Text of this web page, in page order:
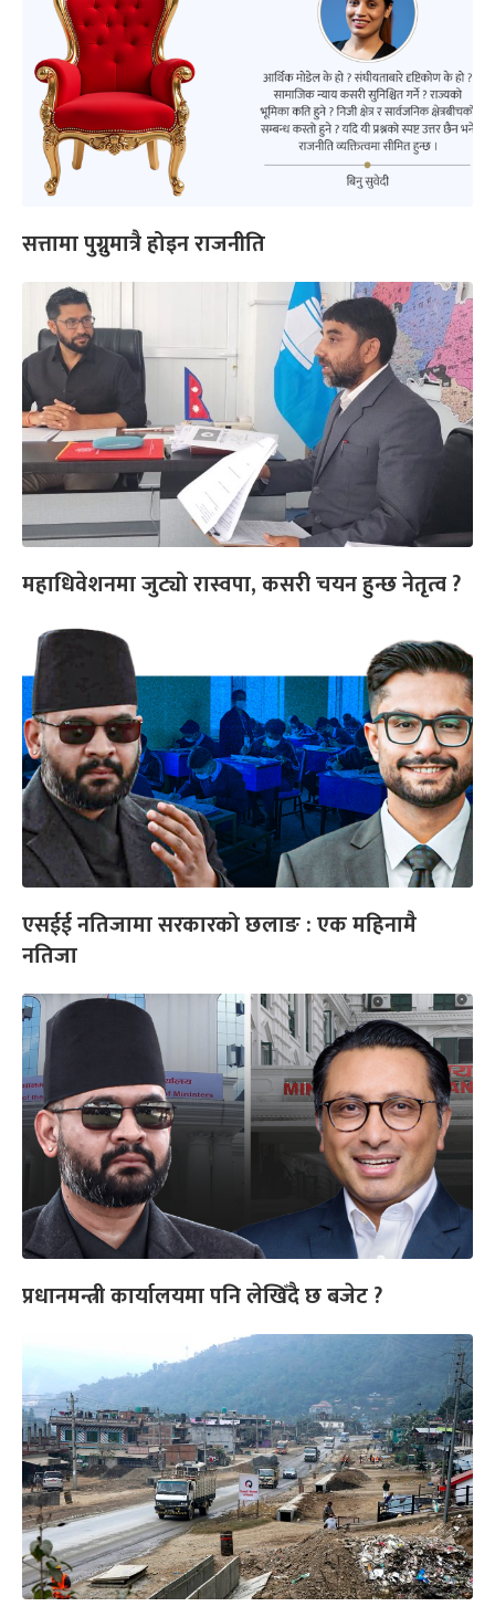
सत्तामा पुग्नुमात्रै होइन राजनीति
महाधिवेशनमा जुट्यो रास्वपा, कसरी चयन हुन्छ नेतृत्व ?
एसईई नतिजामा सरकारको छलाङ : एक महिनामै
नतिजा
प्रधानमन्त्री कार्यालयमा पनि लेखिँदै छ बजेट ?